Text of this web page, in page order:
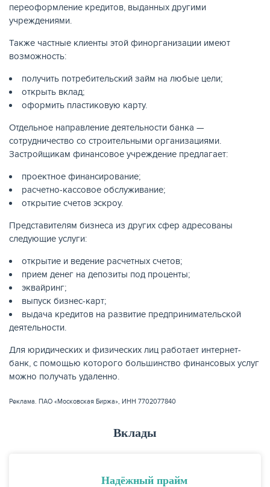
РЕЙТИНГ БАНКОВ
ЖУРНАЛ
переоформление кредитов, выданных другими
учреждениями.
Также частные клиенты этой финорганизации имеют
возможность:
получить потребительский займ на любые цели;
открыть вклад;
оформить пластиковую карту.
Отдельное направление деятельности банка —
сотрудничество со строительными организациями.
Застройщикам финансовое учреждение предлагает:
проектное финансирование;
расчетно-кассовое обслуживание;
открытие счетов эскроу.
Представителям бизнеса из других сфер адресованы
следующие услуги:
открытие и ведение расчетных счетов;
прием денег на депозиты под проценты;
эквайринг;
выпуск бизнес-карт;
выдача кредитов на развитие предпринимательской
деятельности.
Для юридических и физических лиц работает интернет-
банк, с помощью которого большинство финансовых услуг
можно получать удаленно.
Реклама. ПАО «Московская Биржа», ИНН 7702077840
Вклады
Надёжный прайм